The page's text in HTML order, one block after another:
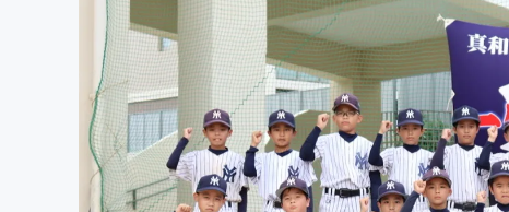
映像・映画
ビジネス・起業
まちづくり・地域活性化